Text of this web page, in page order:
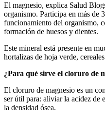
El magnesio, explica Salud
organismo. Participa en más de
funcionamiento del organismo,
formación de huesos y dientes.
Este mineral está presente en
hortalizas de hoja verde,
¿Para qué sirve el cloruro de
El cloruro de magnesio es un
ser útil para: aliviar la acidez de
la densidad ósea.